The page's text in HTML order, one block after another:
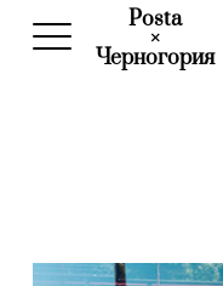
Posta
×
Черногория